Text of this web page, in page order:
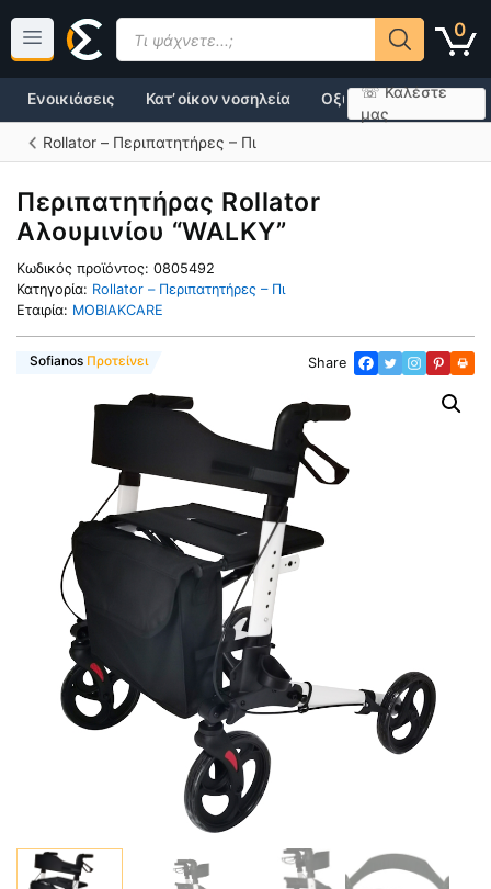
περιεχόμενο
0
Products
search
☏ Καλέστε
μας
Κατ’ οίκον νοσηλεία Οξυγονοθεραπεία
Ενοικιάσεις
Rollator – Περιπατητήρες – Πι
Περιπατητήρας Rollator
Αλουμινίου “WALKY”
Κωδικός προϊόντος: 0805492
Κατηγορία: Rollator – Περιπατητήρες – Πι
Εταιρία: MOBIAKCARE
Share
Super Προσφορά
Sofianos Προτείνει